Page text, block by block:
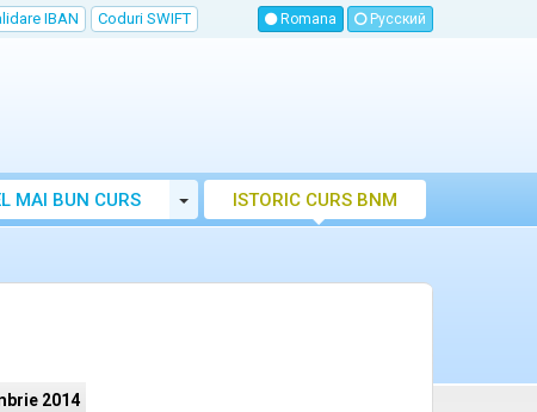
IBAN Coduri SWIFT Romana Русский
MAI BUN CURS
MOLDOVA
Toggle Dropdown
ISTORIC CURS BNM
2014